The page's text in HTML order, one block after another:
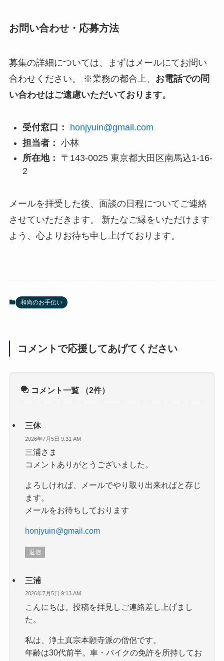
お問い合わせ・応募方法
募集の詳細については、まずはメールにてお問い
合わせください。 ※業務の都合上、 お電話での問
い合わせはご遠慮いただいております。
受付窓口：
honjyuin@gmail.com
担当者： 小林
所在地：
〒143-0025 東京都大田区南馬込1-16-
2
メールを拝受した後、面談の日程についてご連絡
させていただきます。 新たなご縁をいただけます
よう、心よりお待ち申し上げております。
和尚のお手伝い
コメントで応援してあげてください
コメント一覧 （2件）
三休
2026年7月5日 9:31 AM
三浦さま
コメントありがとうございました。
よろしければ、メールでやり取り出来ればと存じ
ます。
メールをお待ちしております
honjyuin@gmail.com
返信
三浦
2026年7月5日 9:13 AM
こんにちは。投稿を拝見しご連絡差し上げまし
た。
私は、浄土真宗本願寺派の僧侶です。
年齢は30代前半。車・バイクの免許を所持してお